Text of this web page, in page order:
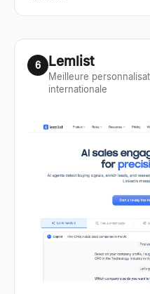
6 Lemlist
Meilleure
internationale